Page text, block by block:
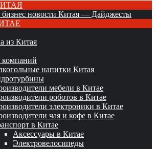
новости Китая — Дайджесты
из Китая
компаний
напитки Китая
мебели в Китае
роботов в Китае
электроники в Китае
чая и кофе в Китае
в Китае
Аксессуары в Китае
Электровелосипеды